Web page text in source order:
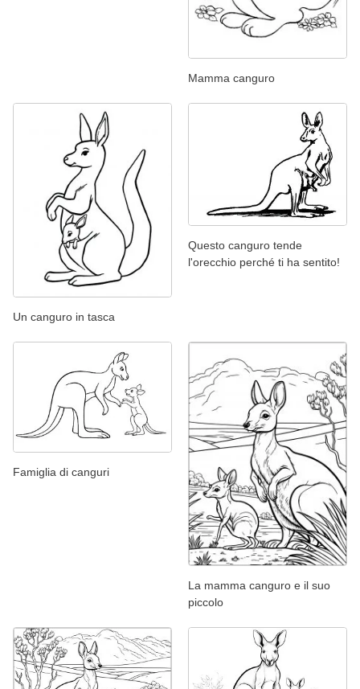
Mamma canguro
Un canguro in tasca
Questo canguro tende
l'orecchio perché ti ha sentito!
Famiglia di canguri
La mamma canguro e il suo
piccolo